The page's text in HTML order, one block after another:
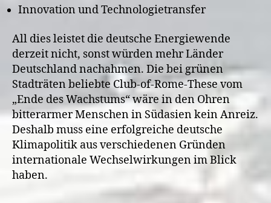
Innovation und Technologietransfer
All dies leistet die deutsche Energiewende
derzeit nicht, sonst würden mehr Länder
Deutschland nachahmen. Die bei grünen
Stadträten beliebte Club-of-Rome-These vom
„Ende des Wachstums“ wäre in den Ohren
bitterarmer Menschen in Südasien kein Anreiz.
Deshalb muss eine erfolgreiche deutsche
Klimapolitik aus verschiedenen Gründen
internationale Wechselwirkungen im Blick
haben.